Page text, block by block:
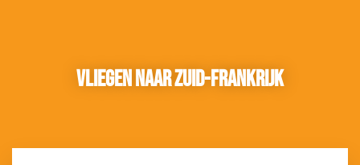
Vliegen naar Zuid-Frankrijk